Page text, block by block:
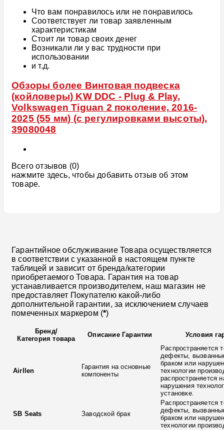
Что вам понравилось или не понравилось
Соответствует ли товар заявленным
характеристикам
Стоит ли товар своих денег
Возникали ли у вас трудности при
использовании
и т.д.
Обзоры более Винтовая подвеска
(койловеры) KW DDC - Plug & Play,
Volkswagen Tiguan 2 поколение, 2016-
2025 (55 мм) (с регулировками высоты),
39080048
Всего отзывов (0)
нажмите здесь, чтобы добавить отзыв об этом
товаре.
Гарантийное обслуживание Товара осуществляется
в соответствии с указанной в настоящем пункте
таблицей и зависит от бренда/категории
приобретаемого Товара. Гарантия на товар
устанавливается производителем, наш магазин не
предоставляет Покупателю какой-либо
дополнительной гарантии, за исключением случаев
помеченных маркером (*)
Бренд/
Категория товара
Описание Гарантии Условия
Airllen
Гарантия на основные
компоненты
Распространяется
дефекты,
браком или
технологии
распространяется
нарушения
установке.
SB Seats Заводской брак
Распространяется
дефекты,
браком или
технологии